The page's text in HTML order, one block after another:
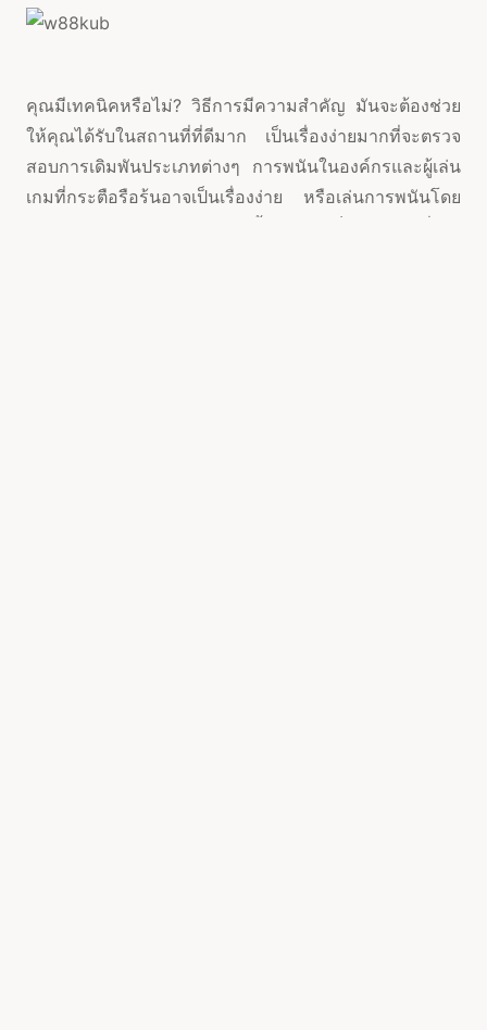
คุณมีเทคนิคหรือไม่? วิธีการมีความสำคัญ มันจะต้องช่วย
ให้คุณได้รับในสถานที่ที่ดีมาก เป็นเรื่องง่ายมากที่จะตรวจ
สอบการเดิมพันประเภทต่างๆ การพนันในองค์กรและผู้เล่น
เกมที่กระตือรือร้นอาจเป็นเรื่องง่าย หรือเล่นการพนันโดย